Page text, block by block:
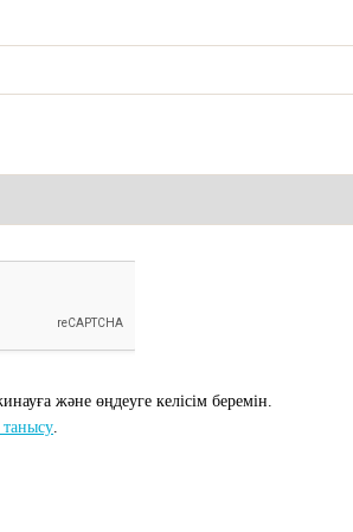
және өңдеуге келісім беремін.
.